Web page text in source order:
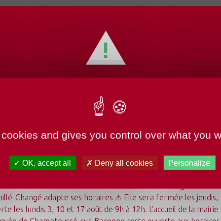
la MSA organise un événement sur le bien-être le
est gratuit. Les participants pourront retrouver des
HORAIRES
MAIRIE
Changé adapte ses horaires ⚠ Elle sera fermée les jeudis,
les lundis 3, 10 et 17 août de 9h à 12h. L'accueil de la mairie
and gives you control over what you
OK, accept all Deny all cookies Personalize